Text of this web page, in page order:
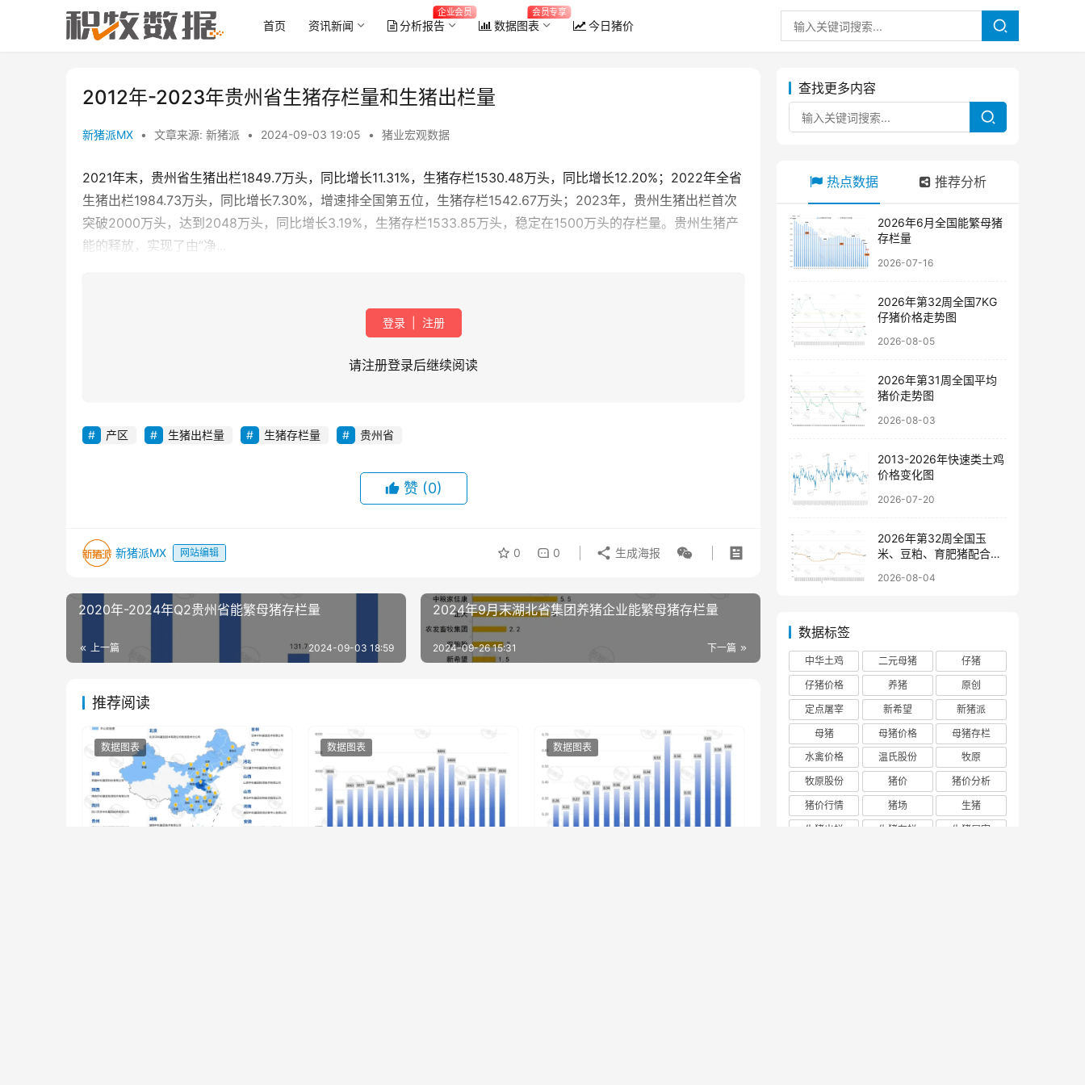
首页 资讯新闻 分析报告
企业会员
数据图表
会员专享
今日猪价
2012年-2023年贵州省生猪存栏量和生猪出栏量
新猪派MX • 文章来源: 新猪派 • 2024-09-03 19:05 • 猪业宏观数据
2021年末，贵州省生猪出栏1849.7万头，同比增长11.31%，生猪存栏1530.48万头，同比增长12.20%；2022年全省
生猪出栏1984.73万头，同比增长7.30%，增速排全国第五位，生猪存栏1542.67万头；2023年，贵州生猪出栏首次
突破2000万头，达到2048万头，同比增长3.19%，生猪存栏1533.85万头，稳定在1500万头的存栏量。贵州生猪产
能的释放，实现了由“净...
登录 注册
请注册登录后继续阅读
产区 生猪出栏量 生猪存栏量 贵州省
赞 (0)
新猪派MX 网站编辑 0 0 生成海报
2020年-2024年Q2贵州省能繁母猪存栏量
上一篇 2024-09-03 18:59
2024年9月末湖北省集团养猪企业能繁母猪存栏量
下一篇
2024-09-26 15:31
推荐阅读
数据图表 数据图表 数据图表
查找更多内容
热点数据 推荐分析
2026年6月全国能繁母猪
存栏量
2026-07-16
2026年第32周全国7KG
仔猪价格走势图
2026-08-05
2026年第31周全国平均
猪价走势图
2026-08-03
2013-2026年快速类土鸡
价格变化图
2026-07-20
2026年第32周全国玉
米、豆粕、育肥猪配合饲
2026-08-04
数据标签
中华土鸡 二元母猪
仔猪
仔猪价格
养猪
原创
定点屠宰
新希望
新猪派
母猪
母猪价格
母猪存栏
水禽价格
温氏股份
牧原
牧原股份
猪价
猪价分析
猪价行情
猪场
生猪
生猪出栏
生猪存栏
生猪屠宰